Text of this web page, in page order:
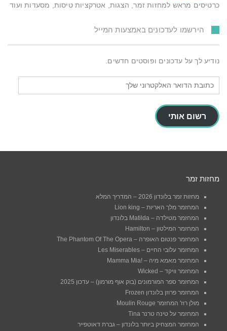
כרטיסים מראש למחזות זמר, הצגות, אטרקציות טיסות, מסעדות ועוד
הירשמו לעדכונים באמצעות המייל
נודיע לך על עדכונים ופוסטים חדשים.
שלך רשום אותי
מחזות זמר
מחזות זמר בלונדון 2026 – המדריך המלא
המחזמר מלך האריות – Lion king
המחזמר מטילדה – Matilda בלונדון
המחזמר המילטון – Hamilton
המחזמר פנטום האופרה – The Phantom Of The Opera
המחזמר עלובי החיים – Les Miserables
המחזמר מאמא מיה – !Mamma Mia
המחזמר וויקד – Wicked
המחזמר ספר המורמונים (בוק אוף מורמון) – עדכון 2025
המחזמר פרוזן בלונדון Frozen
מולן רוז' המחזמר Moulin Rouge
המחזמר על טינה טרנר Tina
המחזמר המצחיק ביותר בלונדון – גברת דאוטפייר